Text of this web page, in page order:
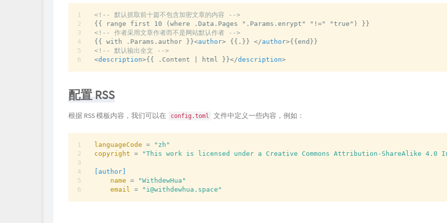
<!-- 默认抓取前十篇不包含加密文章的内容 -->
<!-- 作者采用文章作者而不是网站默认作者 -->
{{ with .Params.author }}<author> {{.}} </author>
<!-- 默认输出全文 -->
<description>{{ .Content | html }}</description>
配置 RSS
根据 RSS 模板内容，我们可以在 config.toml 文件中定义一些内容，例如：
languageCode =
"zh"
copyright = "This work is licensed under a Creative Commons Attribution-ShareAlike 4.0
[author]
name =
"WithdewHua"
email
= "i@withdewhua.space"